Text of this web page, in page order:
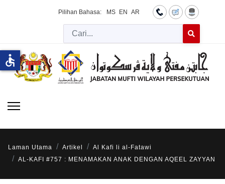
Pilihan Bahasa: MS EN AR
Cari
Laman Utama Artikel
Al Kafi li al-Fatawi
AL-KAFI #757 : MENAMAKAN ANAK DENGAN AQEEL ZAYYAN
accessible